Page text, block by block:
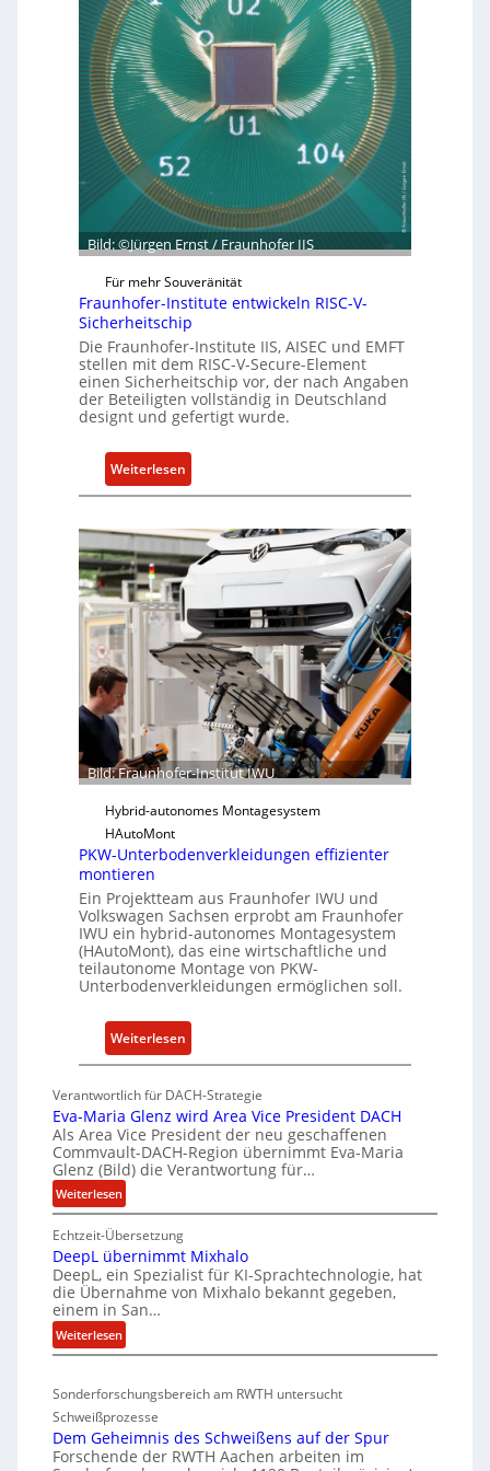
y
b
r
R
s
l
i
e
n
c
e
A
c
t
ü
n
t
G
e
s
c
h
ä
t
s
i
n
h
i
t
f
r
S
o
f
t
w
a
e
u
n
K
I
Bild: ©Jürgen Ernst / Fraunhofer IIS
Für mehr Souveränität
Fraunhofer-Institute entwickeln RISC-V-
Sicherheitschip
Die Fraunhofer-Institute IIS, AISEC und EMFT
stellen mit dem RISC-V-Secure-Element
einen Sicherheitschip vor, der nach Angaben
der Beteiligten vollständig in Deutschland
designt und gefertigt wurde.
Weiterlesen:
F
a
u
n
h
o
f
e
-
n
s
t
t
t
e
e
n
t
w
i
c
k
e
l
n
R
C
-
V
e
r
Bild: Fraunhofer-Institut IWU
Hybrid-autonomes Montagesystem
HAutoMont
PKW-Unterbodenverkleidungen effizienter
montieren
Ein Projektteam aus Fraunhofer IWU und
Volkswagen Sachsen erprobt am Fraunhofer
IWU ein hybrid-autonomes Montagesystem
(HAutoMont), das eine wirtschaftliche und
teilautonome Montage von PKW-
Unterbodenverkleidungen ermöglichen soll.
Weiterlesen:
P
W
-
U
n
e
b
o
n
e
k
Verantwortlich für DACH-Strategie
Eva-Maria Glenz wird Area Vice President DACH
Als Area Vice President der neu geschaffenen
Commvault-DACH-Region übernimmt Eva-Maria
Glenz (Bild) die Verantwortung für…
Weiterlesen:
E
v
a
-
M
a
r
i
G
l
e
n
Echtzeit-Übersetzung
DeepL übernimmt Mixhalo
DeepL, ein Spezialist für KI-Sprachtechnologie, hat
die Übernahme von Mixhalo bekannt gegeben,
einem in San…
Weiterlesen:
D
e
p
L
ü
Sonderforschungsbereich am RWTH untersucht
Schweißprozesse
Dem Geheimnis des Schweißens auf der Spur
Forschende der RWTH Aachen arbeiten im